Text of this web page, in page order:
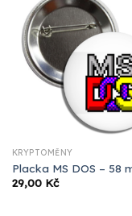
KRYPTOMĚNY
Placka MS DOS – 58
29,00 Kč